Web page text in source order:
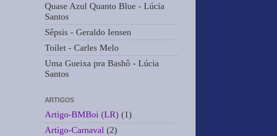
Quase Azul Quanto Blue - Lúcia
Santos
Sêpsis - Geraldo Iensen
Toilet - Carles Melo
Uma Gueixa pra Bashô - Lúcia
Santos
ARTIGOS
Artigo-BMBoi (LR) (1)
Artigo-Carnaval (2)